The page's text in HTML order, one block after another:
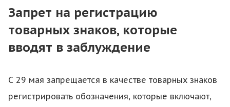
Запрет на регистрацию
товарных знаков, которые
вводят в заблуждение
С 29 мая запрещается в качестве товарных знаков
регистрировать обозначения, которые включают,